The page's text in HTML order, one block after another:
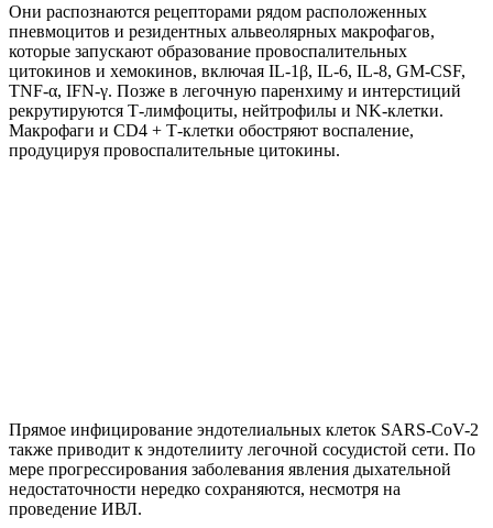
Они распознаются рецепторами рядом расположенных
пневмоцитов и ​​резидентных альвеолярных макрофагов,
которые запускают образование провоспалительных
цитокинов и хемокинов, включая IL-1β, IL-6, IL-8, GM-CSF,
TNF-α, IFN-γ. Позже в легочную паренхиму и интерстиций
рекрутируются Т-лимфоциты, нейтрофилы и NK-клетки.
Макрофаги и CD4 + Т-клетки обостряют воспаление,
продуцируя провоспалительные цитокины.
Прямое инфицирование эндотелиальных клеток SARS-CoV-2
также приводит к эндотелииту легочной сосудистой сети. По
мере прогрессирования заболевания явления дыхательной
недостаточности нередко сохраняются, несмотря на
проведение ИВЛ.